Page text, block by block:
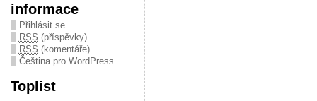
informace
Přihlásit se
RSS (příspěvky)
RSS (komentáře)
Čeština pro WordPress
Toplist